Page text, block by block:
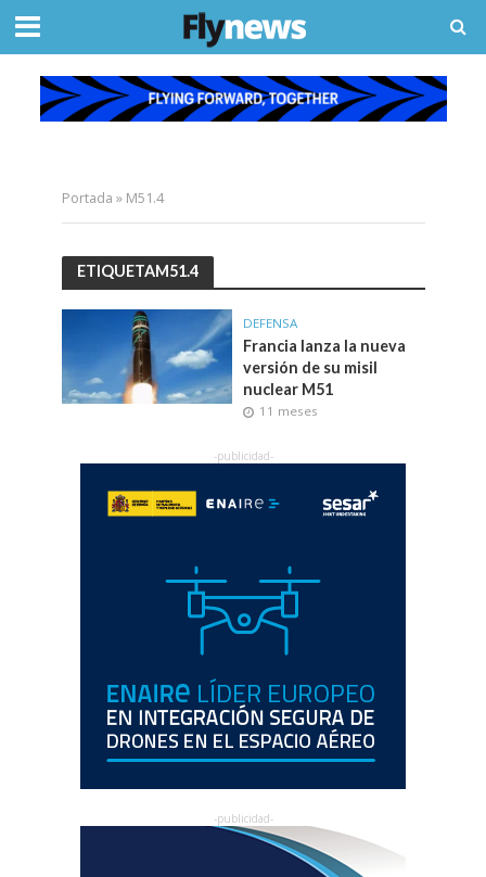
Portada » M51.4
ETIQUETAM51.4
DEFENSA
Francia lanza la nueva
versión de su misil
nuclear M51
11 meses